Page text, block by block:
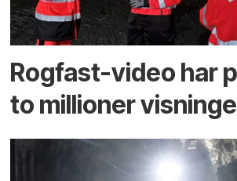
Rogfast-video har
to millioner